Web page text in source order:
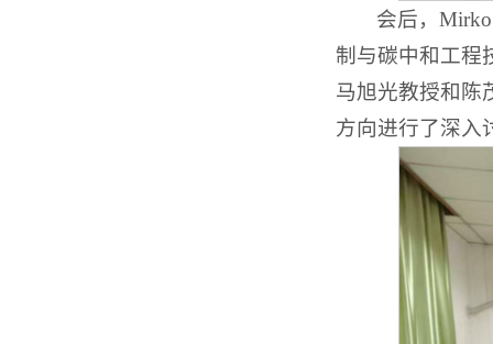
会后，
制与碳中和工程
马旭光教授和陈
方向进行了深入